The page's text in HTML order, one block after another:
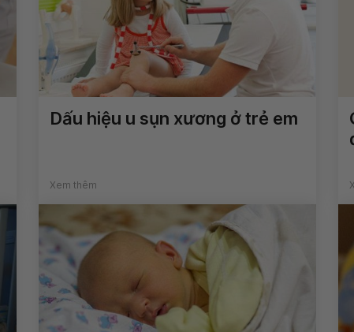
Dấu hiệu u sụn xương ở trẻ em
Xem thêm